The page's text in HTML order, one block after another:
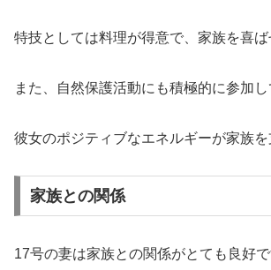
特技としては料理が得意で、家族を喜ば
また、自然保護活動にも積極的に参加し
彼女のポジティブなエネルギーが家族を
家族との関係
17号の妻は家族との関係がとても良好